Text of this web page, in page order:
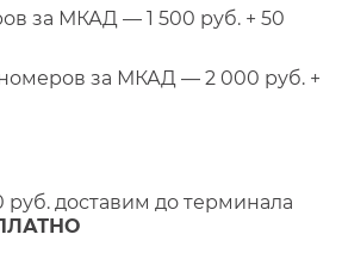
за МКАД — 1 500 руб. + 50
за МКАД — 2 000 руб. +
руб. доставим до терминала